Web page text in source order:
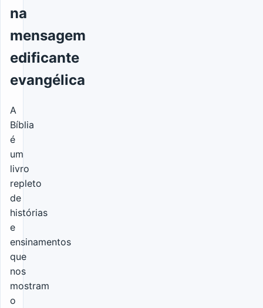
na
mensagem
edificante
evangélica
A
Bíblia
é
um
livro
repleto
de
histórias
e
ensinamentos
que
nos
mostram
o